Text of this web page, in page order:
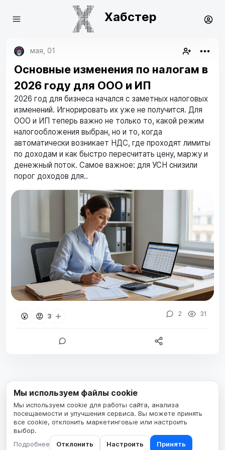
Хабстер
мая, 01
Основные изменения по налогам в
2026 году для ООО и ИП
2026 год для бизнеса начался с заметных налоговых
изменений. Игнорировать их уже не получится. Для
ООО и ИП теперь важно не только то, какой режим
налогообложения выбран, но и то, когда
автоматически возникает НДС, где проходят лимиты
по доходам и как быстро пересчитать цену, маржу и
денежный поток. Самое важное: для УСН снизили
порог доходов для..
😮 😡 3 2 31
Мы используем файлы cookie
Мы используем cookie для работы сайта, анализа
посещаемости и улучшения сервиса. Вы можете принять
все cookie, отклонить маркетинговые или настроить
выбор.
Подробнее
Отклонить Настроить Принять